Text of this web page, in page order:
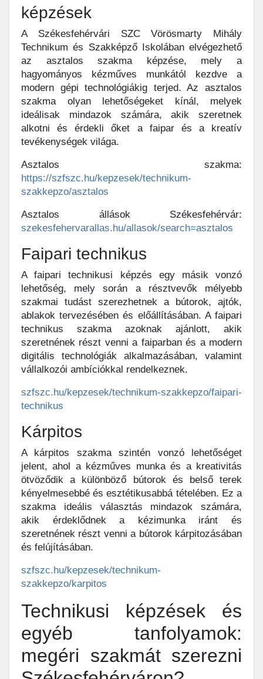
képzések
A Székesfehérvári SZC Vörösmarty Mihály
Technikum és Szakképző Iskolában elvégezhető
az asztalos szakma képzése, mely a
hagyományos kézműves munkától kezdve a
modern gépi technológiákig terjed. Az asztalos
szakma olyan lehetőségeket kínál, melyek
ideálisak mindazok számára, akik szeretnek
alkotni és érdekli őket a faipar és a kreatív
tevékenységek világa.
Asztalos szakma:
https://szfszc.hu/kepzesek/technikum-
szakkepzo/asztalos
Asztalos állások Székesfehérvár:
szekesfehervarallas.hu/allasok/search=asztalos
Faipari technikus
A faipari technikusi képzés egy másik vonzó
lehetőség, mely során a résztvevők mélyebb
szakmai tudást szerezhetnek a bútorok, ajtók,
ablakok tervezésében és előállításában. A faipari
technikus szakma azoknak ajánlott, akik
szeretnének részt venni a faiparban és a modern
digitális technológiák alkalmazásában, valamint
vállalkozói ambíciókkal rendelkeznek.
szfszc.hu/kepzesek/technikum-szakkepzo/faipari-
technikus
Kárpitos
A kárpitos szakma szintén vonzó lehetőséget
jelent, ahol a kézműves munka és a kreativitás
ötvöződik a különböző bútorok és belső terek
kényelmesebbé és esztétikusabbá tételében. Ez a
szakma ideális választás mindazok számára,
akik érdeklődnek a kézimunka iránt és
szeretnének részt venni a bútorok kárpitozásában
és felújításában.
szfszc.hu/kepzesek/technikum-
szakkepzo/karpitos
Technikusi képzések és
egyéb tanfolyamok:
megéri szakmát szerezni